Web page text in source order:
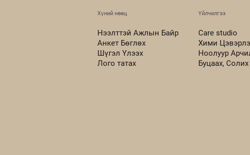
Хүний нөөц
Нээлттэй Ажлын Байр
Анкет Бөглөх
Шүгэл Үлээх
Лого татах
Үйлчилгээ
Care studio
Хими
Ноолуур
Буцаах,